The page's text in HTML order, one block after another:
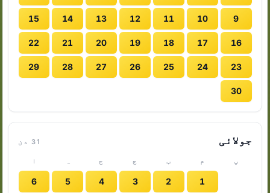
9
10
11
12
13
14
15
16
17
18
19
20
21
22
23
24
25
26
27
28
29
30
جولائی 31 دن
پ م ب ج ج ہ ا
1
2
3
4
5
6